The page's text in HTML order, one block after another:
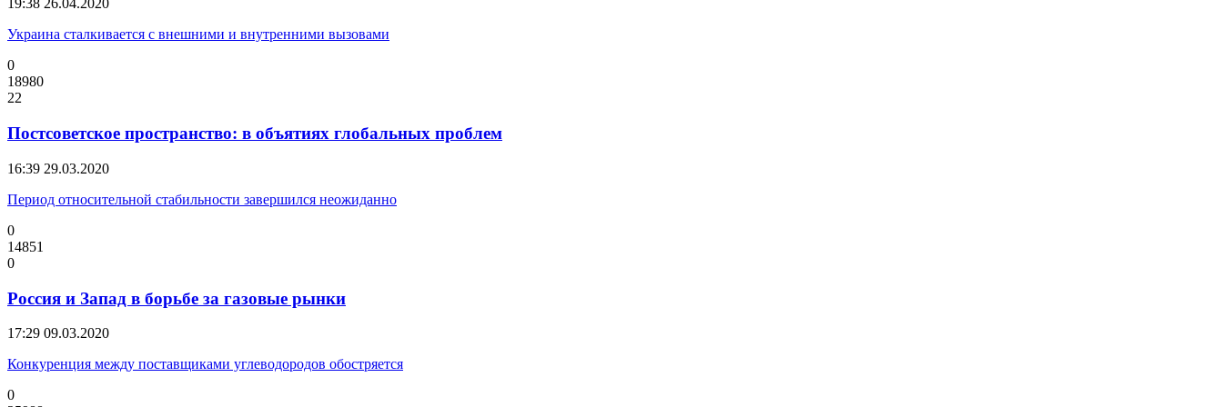
19:38 26.04.2020
Украина сталкивается с внешними и внутренними вызовами
0
18980
22
Постсоветское пространство: в объятиях глобальных проблем
16:39 29.03.2020
Период относительной стабильности завершился неожиданно
0
14851
0
Россия и Запад в борьбе за газовые рынки
17:29 09.03.2020
Конкуренция между поставщиками углеводородов обостряется
0